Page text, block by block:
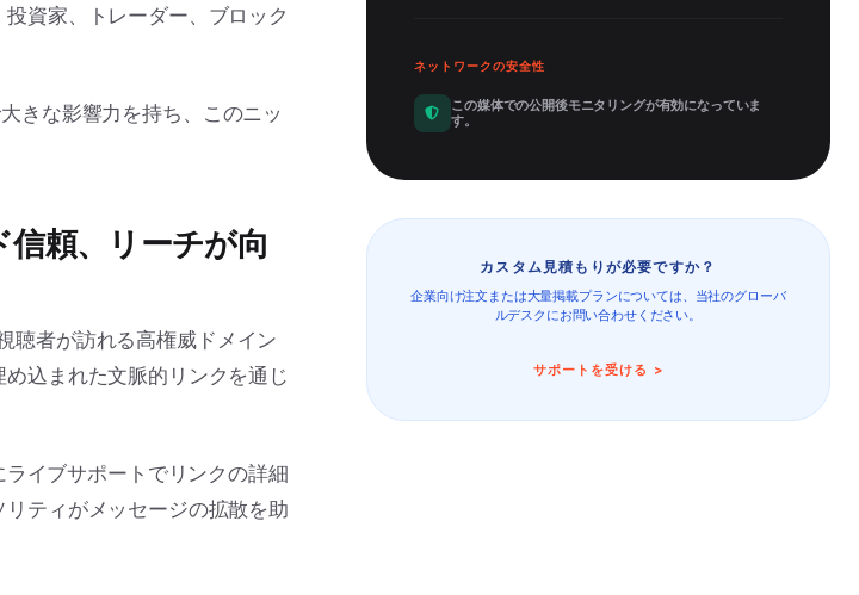
資家、トレーダー、ブロック
きな影響力を持ち、このニッ
頼、リーチが向
聴者が訪れる高権威ドメイン
込まれた文脈的リンクを通じ
イブサポートでリンクの詳細
ティがメッセージの拡散を助
ネットワークの安全性
この媒体での公開後モニタリングが有効になっていま
す。
カスタム見積もりが必要ですか？
企業向け注文または大量掲載プランについては、当社のグローバ
ルデスクにお問い合わせください。
サポートを受ける >